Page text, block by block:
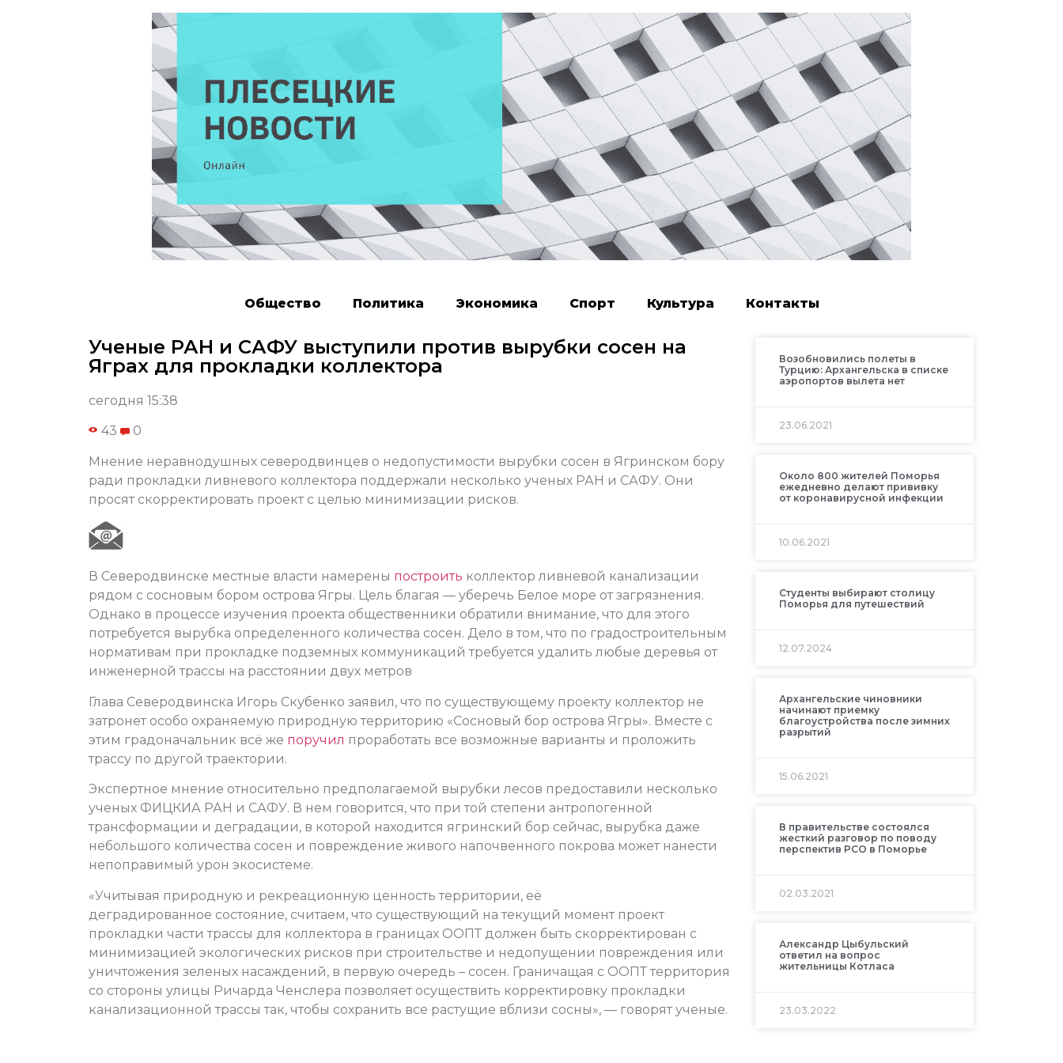
Общество Политика Экономика Спорт Культура Контакты
Ученые РАН и САФУ выступили против вырубки сосен на
Яграх для прокладки коллектора
сегодня 15:38
43 0
Мнение неравнодушных северодвинцев о недопустимости вырубки сосен в Ягринском бору
ради прокладки ливневого коллектора поддержали несколько ученых РАН и САФУ. Они
просят скорректировать проект с целью минимизации рисков.
В Северодвинске местные власти намерены построить коллектор ливневой канализации
рядом с сосновым бором острова Ягры. Цель благая — уберечь Белое море от загрязнения.
Однако в процессе изучения проекта общественники обратили внимание, что для этого
потребуется вырубка определенного количества сосен. Дело в том, что по градостроительным
нормативам при прокладке подземных коммуникаций требуется удалить любые деревья от
инженерной трассы на расстоянии двух метров
Глава Северодвинска Игорь Скубенко заявил, что по существующему проекту коллектор не
затронет особо охраняемую природную территорию «Сосновый бор острова Ягры». Вместе с
этим градоначальник всё же поручил проработать все возможные варианты и проложить
трассу по другой траектории.
Экспертное мнение относительно предполагаемой вырубки лесов предоставили несколько
ученых ФИЦКИА РАН и САФУ. В нем говорится, что при той степени антропогенной
трансформации и деградации, в которой находится ягринский бор сейчас, вырубка даже
небольшого количества сосен и повреждение живого напочвенного покрова может нанести
непоправимый урон экосистеме.
«Учитывая природную и рекреационную ценность территории, её
деградированное состояние, считаем, что существующий на текущий момент проект
прокладки части трассы для коллектора в границах ООПТ должен быть скорректирован с
минимизацией экологических рисков при строительстве и недопущении повреждения или
уничтожения зеленых насаждений, в первую очередь – сосен. Граничащая с ООПТ территория
со стороны улицы Ричарда Ченслера позволяет осуществить корректировку прокладки
канализационной трассы так, чтобы сохранить все растущие вблизи сосны», — говорят ученые.
Возобновились полеты в
Турцию: Архангельска в списке
аэропортов вылета нет
23.06.2021
Около 800 жителей Поморья
ежедневно делают прививку
от коронавирусной инфекции
10.06.2021
Студенты выбирают столицу
Поморья для путешествий
12.07.2024
Архангельские чиновники
начинают приемку
благоустройства после зимних
разрытий
15.06.2021
В правительстве состоялся
жесткий разговор по поводу
перспектив РСО в Поморье
02.03.2021
Александр Цыбульский
ответил на вопрос
жительницы Котласа
23.03.2022